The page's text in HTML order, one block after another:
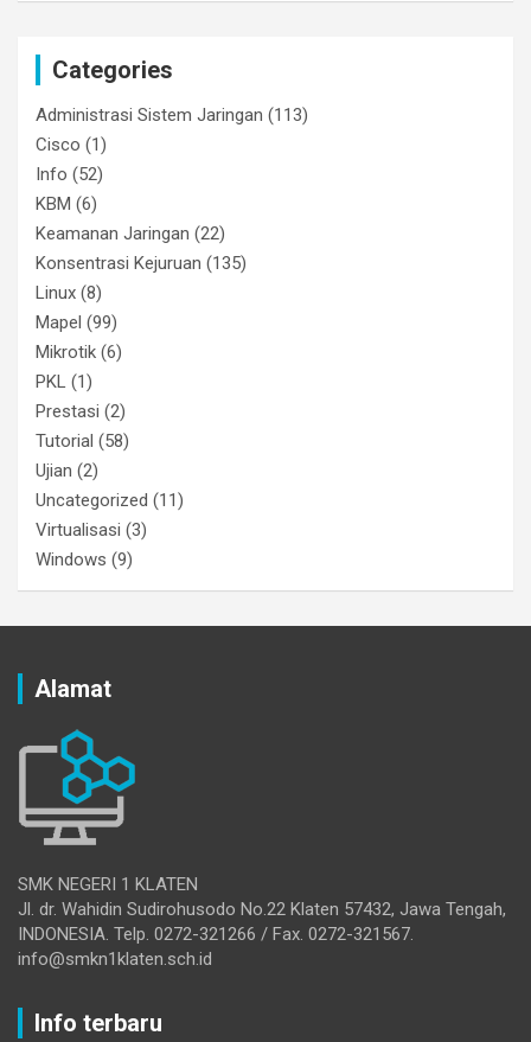
Categories
Administrasi Sistem Jaringan (113)
Cisco (1)
Info (52)
KBM (6)
Keamanan Jaringan (22)
Konsentrasi Kejuruan (135)
Linux (8)
Mapel (99)
Mikrotik (6)
PKL (1)
Prestasi (2)
Tutorial (58)
Ujian (2)
Uncategorized (11)
Virtualisasi (3)
Windows (9)
Alamat
SMK NEGERI 1 KLATEN
Jl. dr. Wahidin Sudirohusodo No.22 Klaten 57432, Jawa Tengah,
INDONESIA. Telp. 0272-321266 / Fax. 0272-321567.
info@smkn1klaten.sch.id
Info terbaru